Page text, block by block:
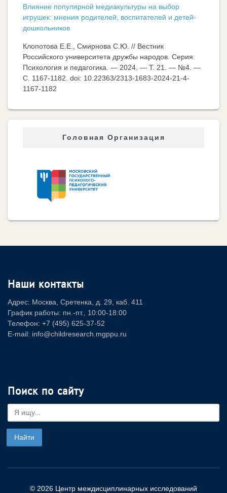
Влияние популярной медиакультуры на выбор
игрушек: мнения родителей, воспитателей и детей-
дошкольников
Клопотова Е.Е., Смирнова С.Ю. // Вестник
Российского университета дружбы народов. Серия:
Психология и педагогика. — 2024. — Т. 21. — №4. —
C. 1167-1182. doi: 10.22363/2313-1683-2024-21-4-
1167-1182
Головная Организация
Наши контакты
Адрес: Москва, Сретенка, д. 29, каб. 411
График работы: пн.-пт., 10:00-18:00
Телефон: +7 (495) 625-37-52
E-mail: info@childresearch.mgppu.ru
Поиск по сайту
© 2026 Центр междисциплинарных исследований